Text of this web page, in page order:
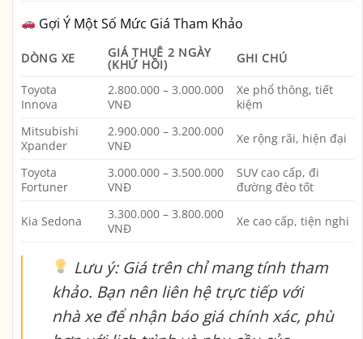
Gợi Ý Một Số Mức Giá Tham Khảo
DÒNG XE GIÁ THUÊ 2 NGÀY
(KHỨ HỒI) GHI CHÚ
Toyota
Innova
2.800.000 – 3.000.000
VNĐ
Xe phổ thông, tiết
kiệm
Mitsubishi
Xpander
2.900.000 – 3.200.000
VNĐ
Xe rộng rãi, hiện đại
Toyota
Fortuner
3.000.000 – 3.500.000
VNĐ
SUV cao cấp, đi
đường đèo tốt
Kia Sedona
3.300.000 – 3.800.000
VNĐ
Xe cao cấp, tiện nghi
Lưu ý:Giá trên chỉ mang tính tham
khảo. Bạn nên liên hệ trực tiếp với
nhà xe để nhận báo giá chính xác, phù